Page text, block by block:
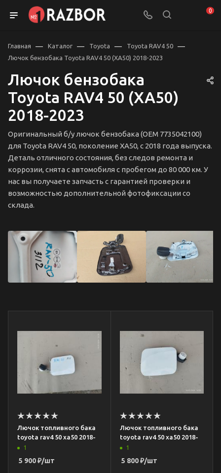
0
Главная — Каталог — Toyota — Toyota RAV4 50 —
Лючок бензобака Toyota RAV4 50 (XA50) 2018-2023
Лючок бензобака
Toyota RAV4 50 (XA50)
2018-2023
Оригинальный б/у лючок бензобака (OEM 7735042100)
для Toyota RAV4 50, поколение XA50, с 2018 года выпуска.
Деталь отличного состояния, без следов ремонта и
коррозии, снята с автомобиля с пробегом до 80 000 км. У
нас вы получаете запчасть с гарантией проверки и
возможностью дополнительной фотофиксации со
склада.
Лючок топливного бака
toyota rav4 50 xa50 2018-
1
5 900₽/шт
Лючок топливного бака
toyota rav4 50 xa50 2018-
1
5 800₽/шт